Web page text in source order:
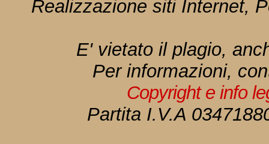
Realizzazione siti Internet,
E' vietato il plagio,
Per informazioni,
Copyright e info
Partita I.V.A